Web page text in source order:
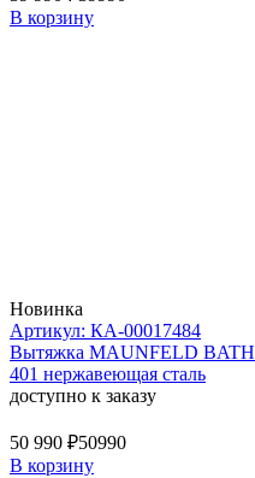
В корзину
Новинка
Артикул: КА-00017484
Вытяжка MAUNFELD BATH
401 нержавеющая сталь
доступно к заказу
50 990 ₽50990
В корзину